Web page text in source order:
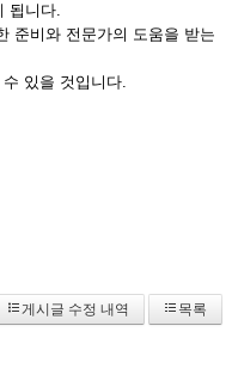
됩니다.
준비와 전문가의 도움을 받는
있을 것입니다.
게시글 수정 내역 목록